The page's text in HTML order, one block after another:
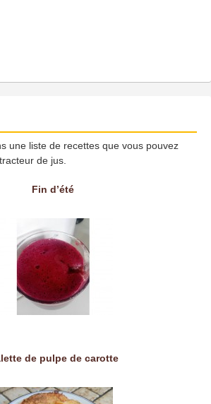
une liste de recettes que vous pouvez
de jus.
Fin d’été
de pulpe de carotte